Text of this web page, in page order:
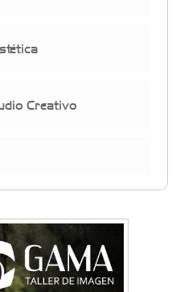
Creativo
Sánchez